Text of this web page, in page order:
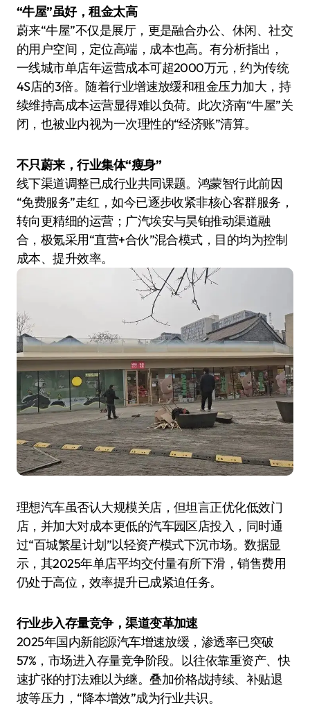
“牛屋”虽好，租金太高
蔚来“牛屋”不仅是展厅，更是融合办公、休闲、社交
的用户空间，定位高端，成本也高。有分析指出，
一线城市单店年运营成本可超2000万元，约为传统
4S店的3倍。随着行业增速放缓和租金压力加大，持
续维持高成本运营显得难以负荷。此次济南“牛屋”关
闭，也被业内视为一次理性的“经济账”清算。
不只蔚来，行业集体“瘦身”
线下渠道调整已成行业共同课题。鸿蒙智行此前因
“免费服务”走红，如今已逐步收紧非核心客群服务，
转向更精细的运营；广汽埃安与昊铂推动渠道融
合，极氪采用“直营+合伙”混合模式，目的均为控制
成本、提升效率。
理想汽车虽否认大规模关店，但坦言正优化低效门
店，并加大对成本更低的汽车园区店投入，同时通
过“百城繁星计划”以轻资产模式下沉市场。数据显
示，其2025年单店平均交付量有所下滑，销售费用
仍处于高位，效率提升已成紧迫任务。
行业步入存量竞争，渠道变革加速
2025年国内新能源汽车增速放缓，渗透率已突破
57%，市场进入存量竞争阶段。以往依靠重资产、快
速扩张的打法难以为继。叠加价格战持续、补贴退
坡等压力，“降本增效”成为行业共识。